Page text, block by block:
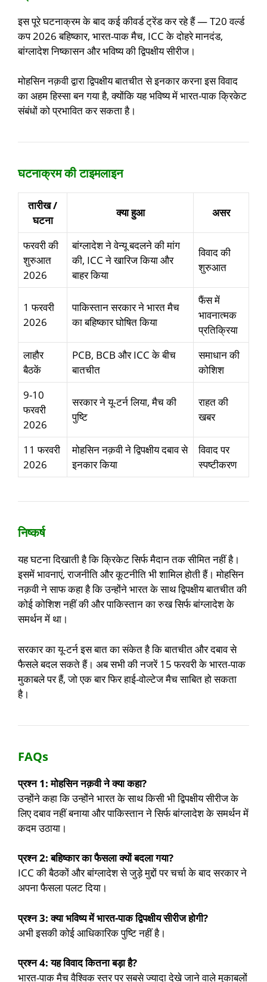
इस पूरे घटनाक्रम के बाद कई कीवर्ड ट्रेंड कर रहे हैं — T20 वर्ल्ड
कप 2026 बहिष्कार, भारत-पाक मैच, ICC के दोहरे मानदंड,
बांग्लादेश निष्कासन और भविष्य की द्विपक्षीय सीरीज।
मोहसिन नक़वी द्वारा द्विपक्षीय बातचीत से इनकार करना इस विवाद
का अहम हिस्सा बन गया है, क्योंकि यह भविष्य में भारत-पाक क्रिकेट
संबंधों को प्रभावित कर सकता है।
घटनाक्रम की टाइमलाइन
तारीख /
घटना
क्या हुआ असर
फरवरी की
शुरुआत
2026
बांग्लादेश ने वेन्यू बदलने की मांग
की, ICC ने खारिज किया और
बाहर किया
विवाद की
शुरुआत
1 फरवरी
2026
पाकिस्तान सरकार ने भारत मैच
का बहिष्कार घोषित किया
फैंस में
भावनात्मक
प्रतिक्रिया
लाहौर
बैठकें
PCB, BCB और ICC के बीच
बातचीत
समाधान की
कोशिश
9-10
फरवरी
2026
सरकार ने यू-टर्न लिया, मैच की
पुष्टि
राहत की
खबर
11 फरवरी
2026
मोहसिन नक़वी ने द्विपक्षीय दबाव से
इनकार किया
विवाद पर
स्पष्टीकरण
निष्कर्ष
यह घटना दिखाती है कि क्रिकेट सिर्फ मैदान तक सीमित नहीं है।
इसमें भावनाएं, राजनीति और कूटनीति भी शामिल होती हैं। मोहसिन
नक़वी ने साफ कहा है कि उन्होंने भारत के साथ द्विपक्षीय बातचीत की
कोई कोशिश नहीं की और पाकिस्तान का रुख सिर्फ बांग्लादेश के
समर्थन में था।
सरकार का यू-टर्न इस बात का संकेत है कि बातचीत और दबाव से
फैसले बदल सकते हैं। अब सभी की नजरें 15 फरवरी के भारत-पाक
मुकाबले पर हैं, जो एक बार फिर हाई-वोल्टेज मैच साबित हो सकता
है।
FAQs
प्रश्न 1: मोहसिन नक़वी ने क्या कहा?
उन्होंने कहा कि उन्होंने भारत के साथ किसी भी द्विपक्षीय सीरीज के
लिए दबाव नहीं बनाया और पाकिस्तान ने सिर्फ बांग्लादेश के समर्थन में
कदम उठाया।
प्रश्न 2: बहिष्कार का फैसला क्यों बदला गया?
ICC की बैठकों और बांग्लादेश से जुड़े मुद्दों पर चर्चा के बाद सरकार ने
अपना फैसला पलट दिया।
प्रश्न 3: क्या भविष्य में भारत-पाक द्विपक्षीय सीरीज होगी?
अभी इसकी कोई आधिकारिक पुष्टि नहीं है।
प्रश्न 4: यह विवाद कितना बड़ा है?
भारत-पाक मैच वैश्विक स्तर पर सबसे ज्यादा देखे जाने वाले मुकाबलों